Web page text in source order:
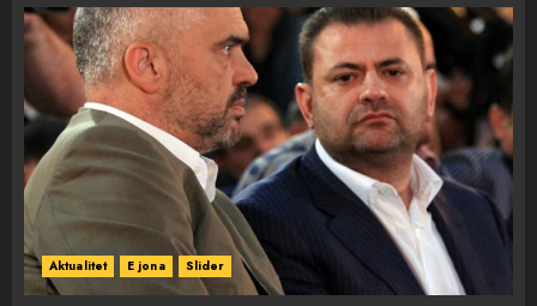
Aktualitet E jona Slider